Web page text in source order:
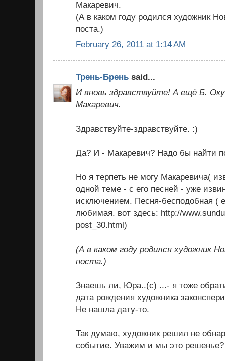
Макаревич.
(А в каком году родился художник
поста.)
February 26, 2011 at 1:14 AM
Трень-Брень said...
И вновь здравствуйте! А ещё Б.
Макаревич.
Здравствуйте-здравствуйте. :)
Да? И - Макаревич? Надо бы найти
Но я терпеть не могу Макаревича(
одной теме - с его песней - уже
исключением. Песня-бесподобная (
любимая. вот здесь: http://
post_30.html)
(А в каком году родился художник
поста.)
Знаешь ли, Юра..(с) ...- я тоже
дата рождения художника
Не нашла дату-то.
Так думаю, хyдожник решил не
событие. Уважим и мы это решенье?